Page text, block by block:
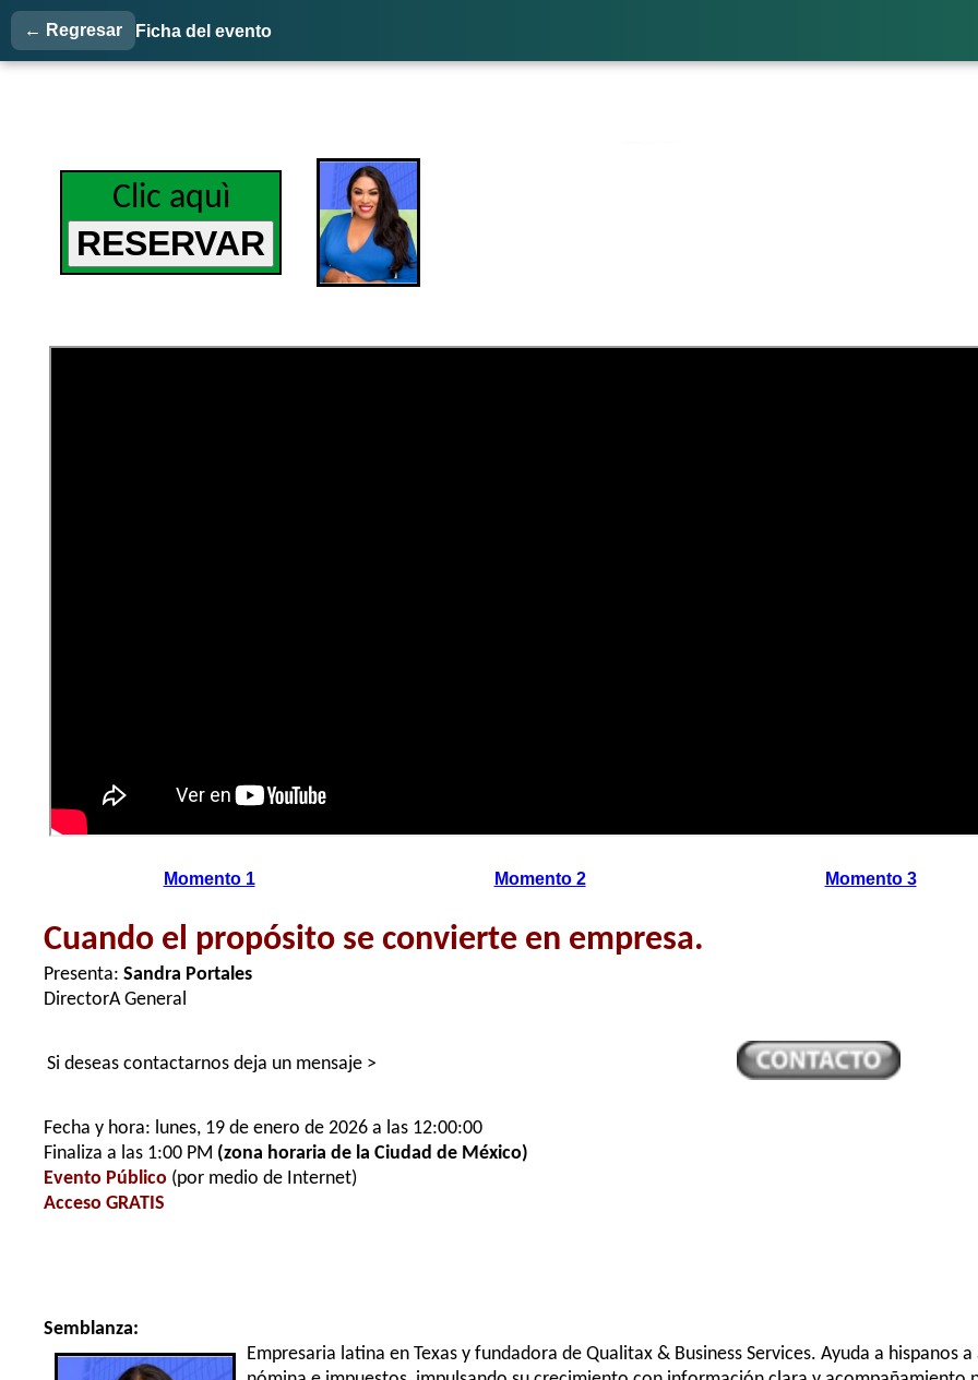
← Regresar Ficha del evento
Clic aquì
Momento 1 Momento 2 Momento 3
Cuando el propósito se convierte en empresa.
Presenta: Sandra Portales
DirectorA General
Si deseas contactarnos deja un mensaje >
Fecha y hora: lunes, 19 de enero de 2026 a las 12:00:00
Finaliza a las 1:00 PM (zona horaria de la Ciudad de México)
Evento Público (por medio de Internet)
Acceso GRATIS
Semblanza:
Empresaria latina en Texas y fundadora de Qualitax & Business Services. Ayuda a hispanos